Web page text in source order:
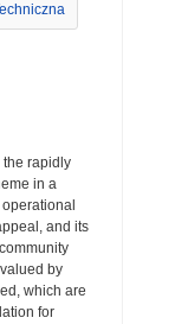
the rapidly
in a
and its
by
which are
for